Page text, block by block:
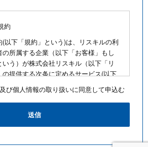
約
以下「規約」という)は、リスキルの利
所属する企業（以下「お客様」もし
いう）が株式会社リスキル（以下「リ
提供する次条に定めるサービス(以下
)を利用するにあたり、お客様に遵守
定めたものです。
にあたって
満たさないなど合理的な事由がある場
び個人情報の取り扱いに同意して申込む